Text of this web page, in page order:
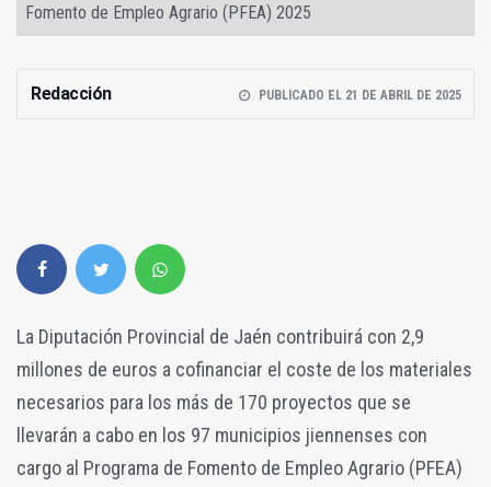
Fomento de Empleo Agrario (PFEA) 2025
Redacción PUBLICADO EL 21 DE ABRIL DE 2025
La Diputación Provincial de Jaén contribuirá con 2,9
millones de euros a cofinanciar el coste de los materiales
necesarios para los más de 170 proyectos que se
llevarán a cabo en los 97 municipios jiennenses con
cargo al Programa de Fomento de Empleo Agrario (PFEA)